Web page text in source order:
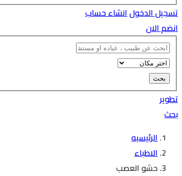
تسجيل الدخولانشاء حساب
انضم الان
تطوير
بحث
الرئيسيه
الاطباء
حشو العصب